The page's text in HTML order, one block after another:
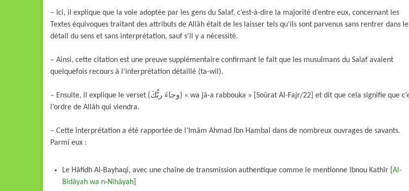
– Ici, il explique que la voie adoptée par les gens du Salaf, c’est-à-dire la majorité d’entre eux, concernant les
Textes équivoques traitant des attributs de Allâh était de les laisser tels qu’ils sont parvenus sans rentrer dans le
détail du sens et sans interprétation, sauf s’il y a nécessité.
– Ainsi, cette citation est une preuve supplémentaire confirmant le fait que les musulmans du Salaf avaient
quelquefois recours à l’interprétation détaillé (ta-wîl).
– Ensuite, il explique le verset {وجاءَ ربُّكَ} « wa jâ-a rabbouka » [Soûrat Al-Fajr/22] et dit que cela signifie que c’est
l’ordre de Allâh qui viendra.
– Cette interprétation a été rapportée de l’Imâm Ahmad Ibn Hambal dans de nombreux ouvrages de savants.
Parmi eux :
Le Hâfidh Al-Bayhaqi, avec une chaîne de transmission authentique comme le mentionne Ibnou Kathîr [ Al-
Bidâyah wa n-Nihâyah